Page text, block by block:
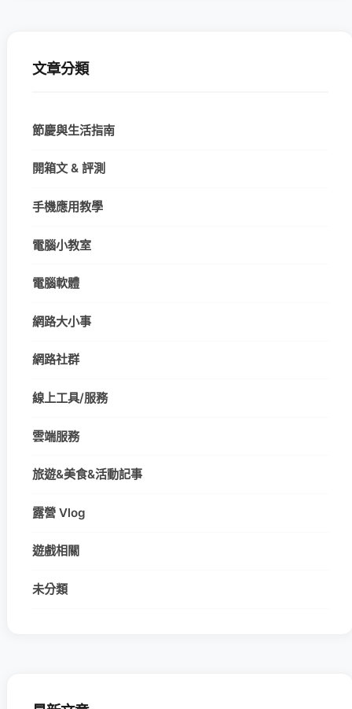
文章分類
節慶與生活指南
開箱文 & 評測
手機應用教學
電腦小教室
電腦軟體
網路大小事
網路社群
線上工具/服務
雲端服務
旅遊&美食&活動記事
露營 Vlog
遊戲相關
未分類